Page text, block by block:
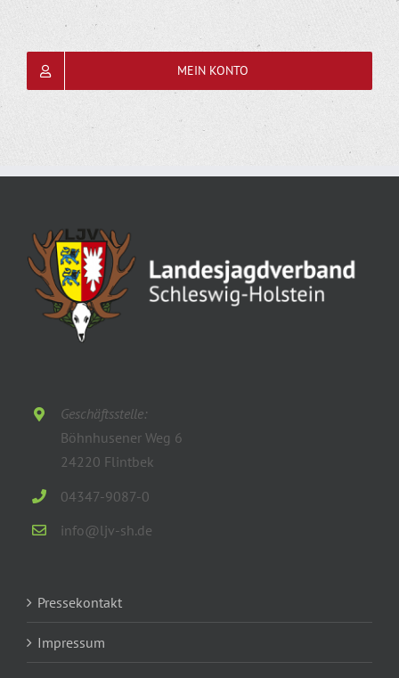
MEIN KONTO
Geschäftsstelle:
Böhnhusener Weg 6
24220 Flintbek
04347-9087-0
info@ljv-sh.de
Pressekontakt
Impressum